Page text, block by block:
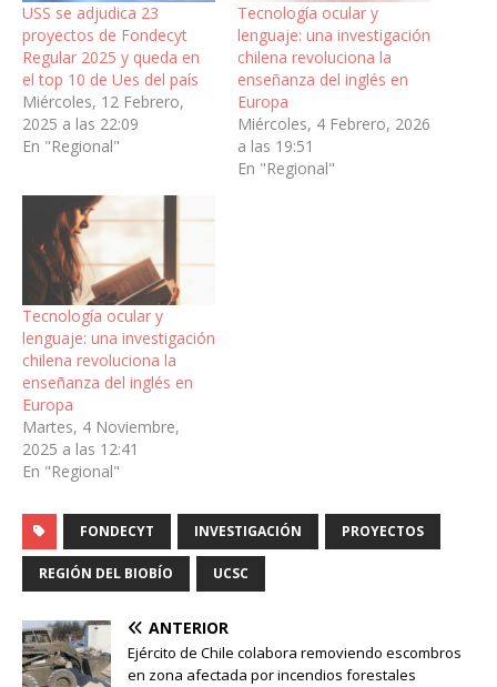
USS se adjudica 23
proyectos de Fondecyt
Regular 2025 y queda en
el top 10 de Ues del país
Miércoles, 12 Febrero,
2025 a las 22:09
En "Regional"
Tecnología ocular y
lenguaje: una investigación
chilena revoluciona la
enseñanza del inglés en
Europa
Miércoles, 4 Febrero, 2026
a las 19:51
En "Regional"
Tecnología ocular y
lenguaje: una investigación
chilena revoluciona la
enseñanza del inglés en
Europa
Martes, 4 Noviembre,
2025 a las 12:41
En "Regional"
FONDECYT INVESTIGACIÓN PROYECTOS
REGIÓN DEL BIOBÍO UCSC
ANTERIOR
Ejército de Chile colabora removiendo escombros
en zona afectada por incendios forestales